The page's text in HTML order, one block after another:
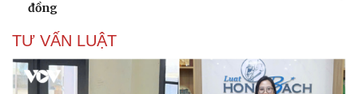
đồng
TƯ VẤN LUẬT